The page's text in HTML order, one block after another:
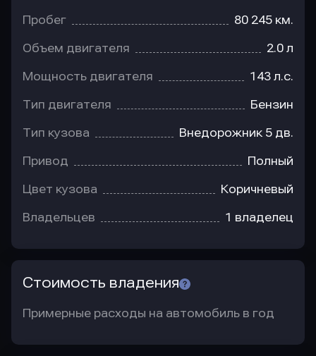
Пробег 80 245 км.
Объем двигателя 2.0 л
Мощность двигателя 143 л.с.
Тип двигателя Бензин
Тип кузова Внедорожник 5 дв.
Привод Полный
Цвет кузова Коричневый
Владельцев 1 владелец
Стоимость владения
Примерные расходы на автомобиль в год